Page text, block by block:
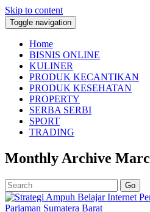
Skip to content
Toggle navigation
Home
BISNIS ONLINE
KULINER
PRODUK KECANTIKAN
PRODUK KESEHATAN
PROPERTY
SERBA SERBI
SPORT
TRADING
Monthly Archive
Go